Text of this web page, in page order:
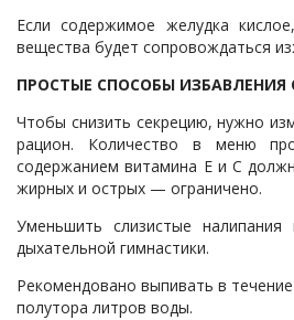
Если содержимое желудка
вещества будет сопровождаться
ПРОСТЫЕ СПОСОБЫ ИЗБАВЛЕНИЯ
Чтобы снизить секрецию, нужно
рацион. Количество в меню
содержанием витамина Е и С
жирных и острых — ограничено.
Уменьшить слизистые
дыхательной гимнастики.
Рекомендовано выпивать в
полутора литров воды.